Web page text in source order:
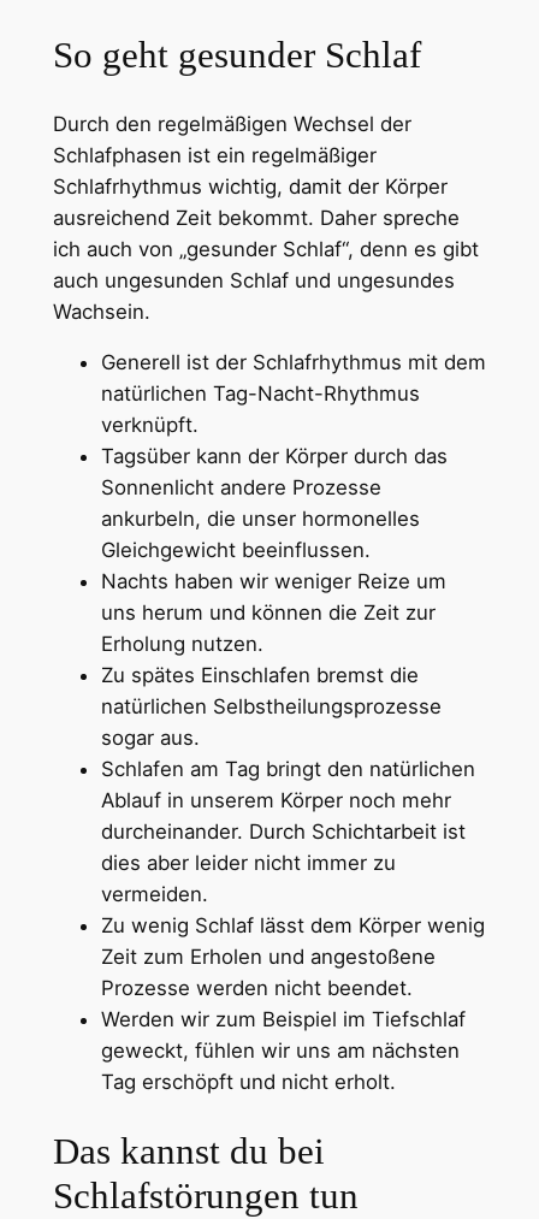
So geht gesunder Schlaf
Durch den regelmäßigen Wechsel der
Schlafphasen ist ein regelmäßiger
Schlafrhythmus wichtig, damit der Körper
ausreichend Zeit bekommt. Daher spreche
ich auch von „gesunder Schlaf“, denn es gibt
auch ungesunden Schlaf und ungesundes
Wachsein.
Generell ist der Schlafrhythmus mit dem
natürlichen Tag-Nacht-Rhythmus
verknüpft.
Tagsüber kann der Körper durch das
Sonnenlicht andere Prozesse
ankurbeln, die unser hormonelles
Gleichgewicht beeinflussen.
Nachts haben wir weniger Reize um
uns herum und können die Zeit zur
Erholung nutzen.
Zu spätes Einschlafen bremst die
natürlichen Selbstheilungsprozesse
sogar aus.
Schlafen am Tag bringt den natürlichen
Ablauf in unserem Körper noch mehr
durcheinander. Durch Schichtarbeit ist
dies aber leider nicht immer zu
vermeiden.
Zu wenig Schlaf lässt dem Körper wenig
Zeit zum Erholen und angestoßene
Prozesse werden nicht beendet.
Werden wir zum Beispiel im Tiefschlaf
geweckt, fühlen wir uns am nächsten
Tag erschöpft und nicht erholt.
Das kannst du bei
Schlafstörungen tun